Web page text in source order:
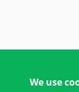
We use